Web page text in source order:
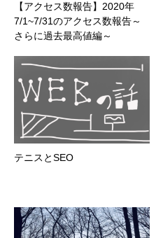
【アクセス数報告】2020年
7/1~7/31のアクセス数報告～
さらに過去最高値編～
テニスとSEO